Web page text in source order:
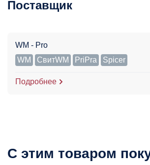
Поставщик
WM - Pro
WM
СвитWM PriPra Spicer
Подробнее
С этим товаром